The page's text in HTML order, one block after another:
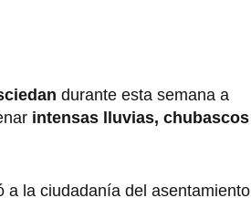
durante esta semana a
intensas lluvias, chubascos
a la ciudadanía del asentamiento